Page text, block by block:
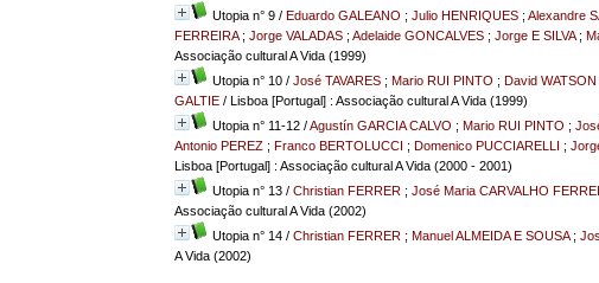
Utopia n° 9/ Eduardo GALEANO ; Julio HENRIQUES; Alexandre
FERREIRA; Jorge VALADAS; Adelaide GONCALVES; Jorge E SILVA;
Associação cultural A Vida (1999)
Utopia n° 10/ José TAVARES; Mario RUI PINTO ; David WATSON
GALTIE/ Lisboa [Portugal] : Associação cultural A Vida (1999)
Utopia n° 11-12/Agustín GARCIA CALVO ; Mario RUI PINTO ;
Antonio PEREZ; Franco BERTOLUCCI ; Domenico PUCCIARELLI ;
Lisboa [Portugal] : Associação cultural A Vida (2000 - 2001)
Utopia n° 13/ Christian FERRER; José Maria CARVALHO
Associação cultural A Vida (2002)
Utopia n° 14/ Christian FERRER; Manuel ALMEIDA E SOUSA;
A Vida (2002)